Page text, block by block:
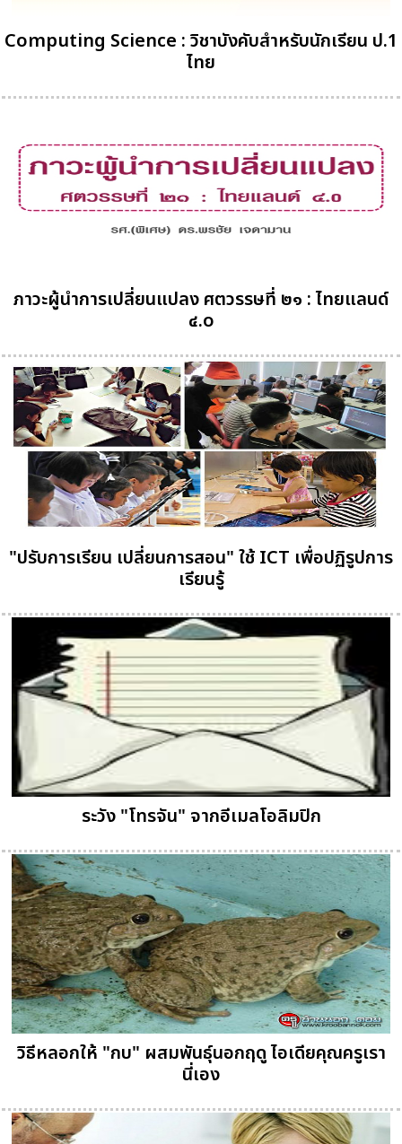
Computing Science : วิชาบังคับสำหรับนักเรียน ป.1
ไทย
ภาวะผู้นำการเปลี่ยนแปลง ศตวรรษที่ ๒๑ : ไทยแลนด์
๔.o
"ปรับการเรียน เปลี่ยนการสอน" ใช้ ICT เพื่อปฏิรูปการ
เรียนรู้
ระวัง "โทรจัน" จากอีเมลโอลิมปิก
วิธีหลอกให้ "กบ" ผสมพันธุ์นอกฤดู ไอเดียคุณครูเรา
นี่เอง